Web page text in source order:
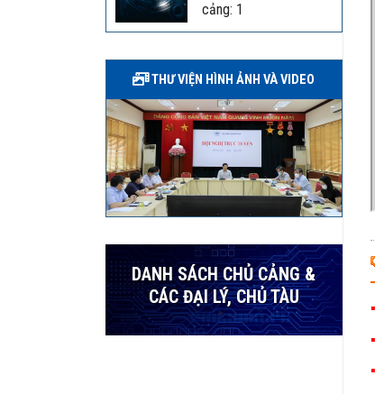
cảng: 1
THƯ VIỆN HÌNH ẢNH VÀ VIDEO
DANH SÁCH CHỦ CẢNG &
CÁC ĐẠI LÝ, CHỦ TÀU